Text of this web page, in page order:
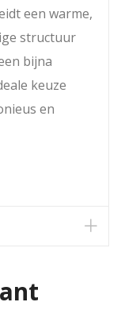
een warme,
structuur
bijna
keuze
en